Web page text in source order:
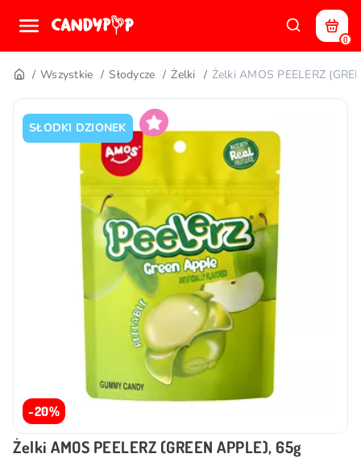
0
Wszystkie Słodycze Żelki Żelki AMOS PEELERZ
SŁODKI DZIONEK
-20%
Żelki AMOS PEELERZ (GREEN APPLE), 65g